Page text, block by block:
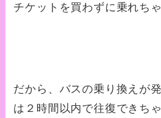
チケットを買わずに乗れちゃ
だから、バスの乗り換えが
は２時間以内で往復できち